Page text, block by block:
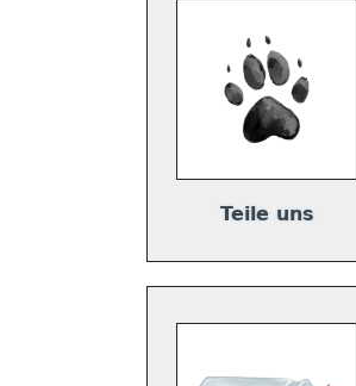
Teile uns